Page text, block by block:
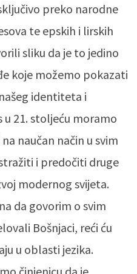
preko narodne
te epskih i lirskih
sliku da je to jedino
koje možemo pokazati
identiteta i
21. stoljeću moramo
naučan način u svim
i predočiti druge
modernog svijeta.
da govorim o svim
Bošnjaci, reći ću
u oblasti jezika.